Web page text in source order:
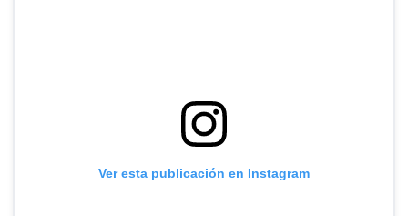
Ver esta publicación en Instagram